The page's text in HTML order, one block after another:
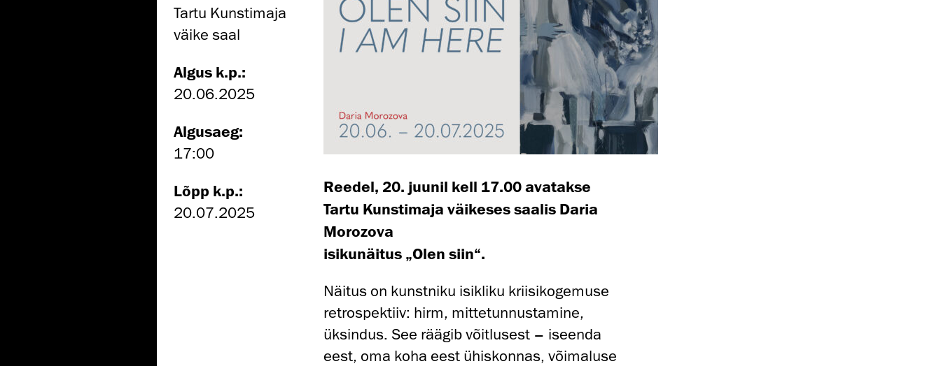
Tartu Kunstimaja
väike saal
Algus k.p.:
20.06.2025
Algusaeg:
17:00
Lõpp k.p.:
20.07.2025
Reedel, 20. juunil kell 17.00 avatakse
Tartu Kunstimaja väikeses saalis Daria
Morozova
isikunäitus „Olen siin“.
Näitus on kunstniku isikliku kriisikogemuse
retrospektiiv: hirm, mittetunnustamine,
üksindus. See räägib võitlusest – iseenda
eest, oma koha eest ühiskonnas, võimaluse